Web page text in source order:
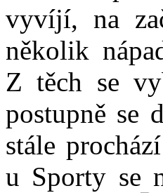
vyvíjí, na
několik
Z těch se
postupně se
stále
u Sporty se